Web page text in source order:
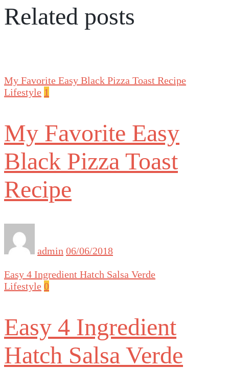
Related posts
My Favorite Easy Black Pizza Toast Recipe
Lifestyle 1
My Favorite Easy
Black Pizza Toast
Recipe
admin 06/06/2018
Easy 4 Ingredient Hatch Salsa Verde
Lifestyle 0
Easy 4 Ingredient
Hatch Salsa Verde